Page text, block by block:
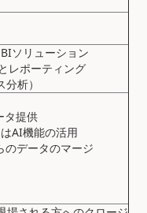
ソリューション
レポーティング
析）
タ提供
AI機能の活用
データのマージ